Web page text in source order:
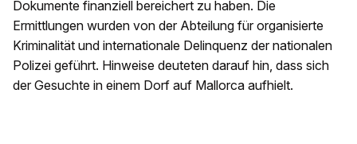
Dokumente finanziell bereichert zu haben. Die
Ermittlungen wurden von der Abteilung für organisierte
Kriminalität und internationale Delinquenz der nationalen
Polizei geführt. Hinweise deuteten darauf hin, dass sich
der Gesuchte in einem Dorf auf Mallorca aufhielt.